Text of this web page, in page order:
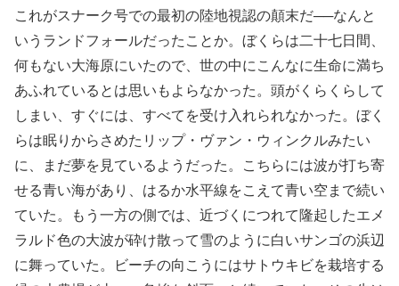
これがスナーク号での最初の陸地視認の顛末だ──なんと
いうランドフォールだったことか。ぼくらは二十七日間、
何もない大海原にいたので、世の中にこんなに生命に満ち
あふれているとは思いもよらなかった。頭がくらくらして
しまい、すぐには、すべてを受け入れられなかった。ぼく
らは眠りからさめたリップ・ヴァン・ウィンクルみたい
に、まだ夢を見ているようだった。こちらには波が打ち寄
せる青い海があり、はるか水平線をこえて青い空まで続い
ていた。もう一方の側では、近づくにつれて隆起したエメ
ラルド色の大波が砕け散って雪のように白いサンゴの浜辺
に舞っていた。ビーチの向こうにはサトウキビを栽培する